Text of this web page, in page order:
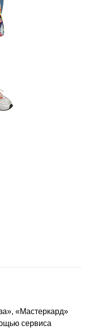
«Мастеркард»
сервиса